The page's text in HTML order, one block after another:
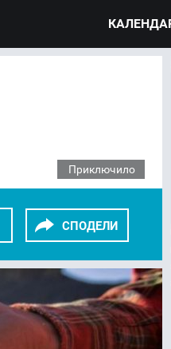
Приключило
СПОДЕЛИ
GOOGLE+